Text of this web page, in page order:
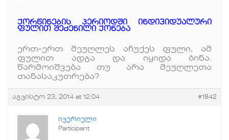
ქორწინების პერიოდში ინდივიდუალური
ფულით შეძენილი ქონება
ერთ-ერთ მეუღლეს აჩუქეს ფული, ამ
ფულით ადგა და იყიდა ბინა.
წარმოიშვება თუ არა მეუღლეთა
თანასაკუთრება?
აგვისტო 23, 2014 at 12:04 #1842
ივერიელი
Participant